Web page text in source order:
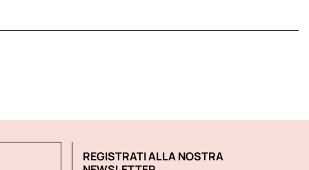
REGISTRATI ALLA NOSTRA